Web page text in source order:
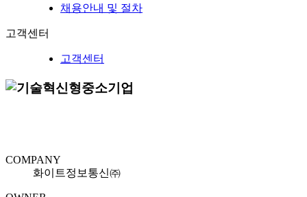
채용안내 및 절차
고객센터
고객센터
COMPANY
화이트정보통신㈜